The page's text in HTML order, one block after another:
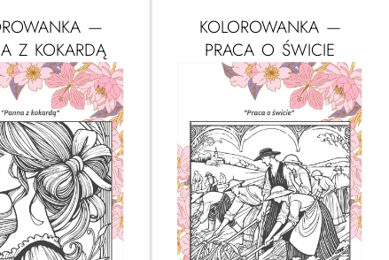
—
Z KOKARDĄ
KOLOROWANKA —
PRACA O ŚWICIE